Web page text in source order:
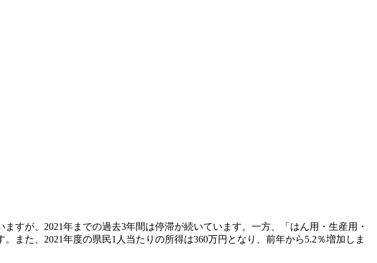
すが、2021年までの過去3年間は停滞が続いています。一方、「はん用・生産用・
また、2021年度の県民1人当たりの所得は360万円となり、前年から5.2％増加しま